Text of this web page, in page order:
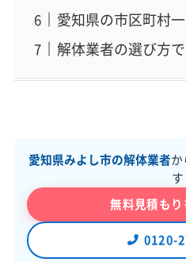
愛知県の市区町村
解体業者の選び方
愛知県みよし市の解体業者か
す
無料見積も
0120-